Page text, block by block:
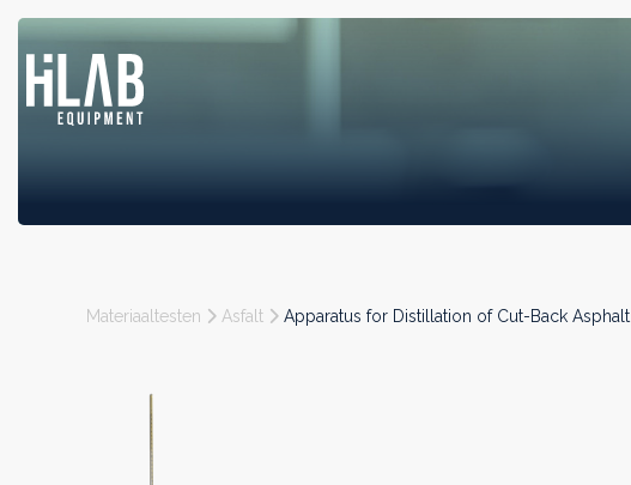
Materiaaltesten Asfalt Apparatus for Distillation of Cut-Back Asphalt